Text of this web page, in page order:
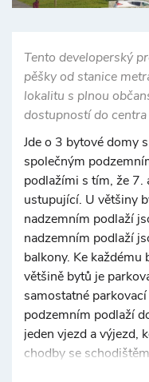
Tento developerský
pěšky od stanice
lokalitu s plnou
dostupností do centra
Jde o 3 bytové domy
společným
podlažími s tím, že 7.
ustupující. U většiny
nadzemním podlaží
nadzemním podlaží
balkony. Ke
většině bytů je
samostatné
podzemním podlaží
jeden vjezd a výjezd,
chodby se
výtahů a předávací